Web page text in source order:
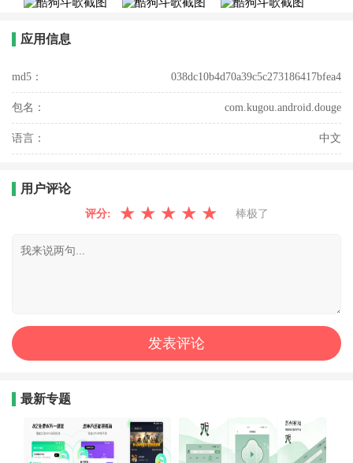
应用信息
md5： 038dc10b4d70a39c5c273186417bfea4
包名： com.kugou.android.douge
语言： 中文
用户评论
评分: ★ ★ ★ ★ ★ 棒极了
最新专题